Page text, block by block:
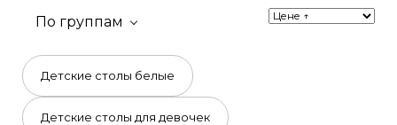
По группам
Детские столы белые
Детские столы для девочек